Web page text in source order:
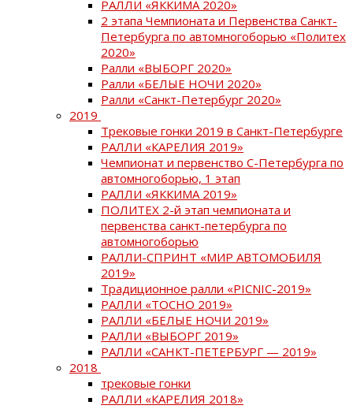
РАЛЛИ «ЯККИМА 2020»
2 этапа Чемпионата и Первенства Санкт-
Петербурга по автомногоборью «Политех
2020»
Ралли «ВЫБОРГ 2020»
Ралли «БЕЛЫЕ НОЧИ 2020»
Ралли «Санкт-Петербург 2020»
2019
Трековые гонки 2019 в Санкт-Петербурге
РАЛЛИ «КАРЕЛИЯ 2019»
Чемпионат и первенство С-Петербурга по
автомногоборью, 1 этап
РАЛЛИ «ЯККИМА 2019»
ПОЛИТЕХ 2-й этап чемпионата и
первенства санкт-петербурга по
автомногоборью
РАЛЛИ-СПРИНТ «МИР АВТОМОБИЛЯ
2019»
Традиционное ралли «PICNIC-2019»
РАЛЛИ «ТОСНО 2019»
РАЛЛИ «БЕЛЫЕ НОЧИ 2019»
РАЛЛИ «ВЫБОРГ 2019»
РАЛЛИ «САНКТ-ПЕТЕРБУРГ — 2019»
2018
трековые гонки
РАЛЛИ «КАРЕЛИЯ 2018»